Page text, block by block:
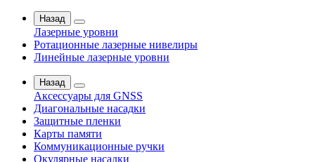
Назад
Лазерные уровни
Ротационные лазерные нивелиры
Линейные лазерные уровни
Назад
Аксессуары для GNSS
Диагональные насадки
Защитные пленки
Карты памяти
Коммуникационные ручки
Окулярные насадки